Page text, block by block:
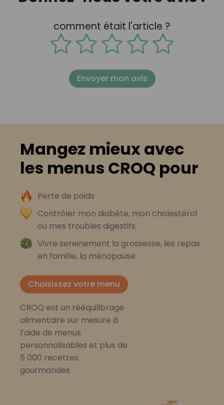
comment était l'article ?
Envoyer mon avis
Mangez mieux avec
les menus CROQ pour
Perte de poids
Contrôler mon diabète, mon cholestérol
ou mes troubles digestifs
Vivre sereinement la grossesse, les repas
en famille, la ménopause
Choisissez votre menu
CROQ est un rééquilibrage
alimentaire sur mesure à
l’aide de menus
personnalisables et plus de
5 000 recettes
gourmandes